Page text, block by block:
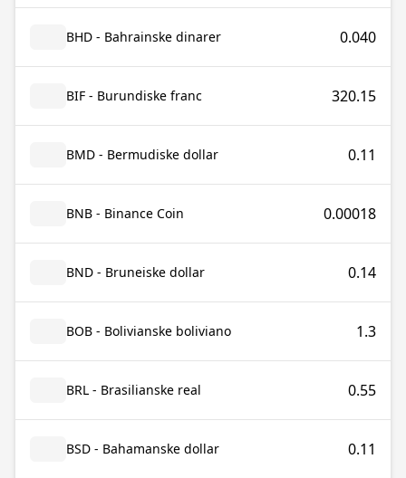
BHD - Bahrainske dinarer 0.040
BIF - Burundiske franc 320.15
BMD - Bermudiske dollar 0.11
BNB - Binance Coin 0.00018
BND - Bruneiske dollar 0.14
BOB - Bolivianske boliviano 1.3
BRL - Brasilianske real 0.55
BSD - Bahamanske dollar 0.11